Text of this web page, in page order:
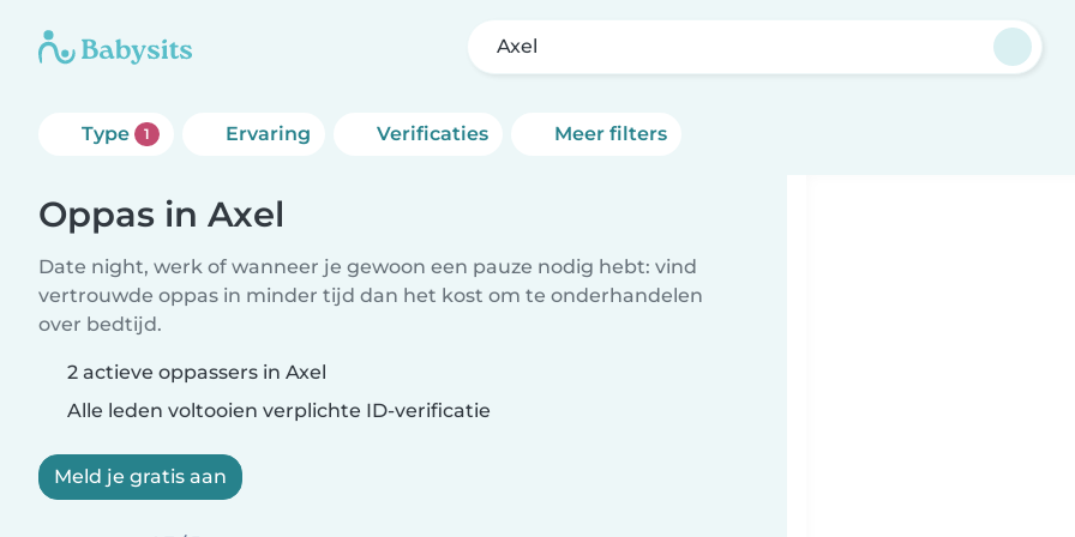
Axel
Type 1 Ervaring Verificaties Meer filters
Oppas in Axel
Date night, werk of wanneer je gewoon een pauze nodig hebt: vind
vertrouwde oppas in minder tijd dan het kost om te onderhandelen
over bedtijd.
2 actieve oppassers in Axel
Alle leden voltooien verplichte ID-verificatie
Meld je gratis aan